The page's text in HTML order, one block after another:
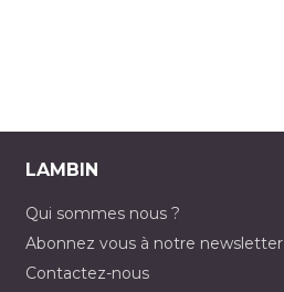
LAMBIN
Qui sommes nous ?
Abonnez vous à notre newsletter
Contactez-nous